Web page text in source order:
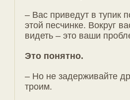
– Вас приведут в тупик
этой песчинке. Вокруг
видеть – это ваши
Это понятно.
– Но не задерживайте
троим.